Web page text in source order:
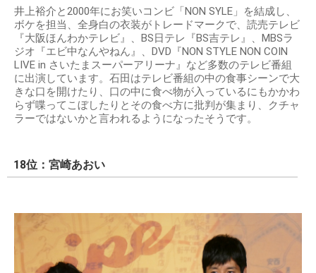
井上裕介と2000年にお笑いコンビ「NON SYLE」を結成し、
ボケを担当、全身白の衣装がトレードマークで、読売テレビ
『大阪ほんわかテレビ』、BS日テレ『BS吉テレ』、MBSラ
ジオ『エビ中なんやねん』、DVD『NON STYLE NON COIN
LIVE in さいたまスーパーアリーナ』など多数のテレビ番組
に出演しています。石田はテレビ番組の中の食事シーンで大
きな口を開けたり、口の中に食べ物が入っているにもかかわ
らず喋ってこぼしたりとその食べ方に批判が集まり、クチャ
ラーではないかと言われるようになったそうです。
18位：宮崎あおい